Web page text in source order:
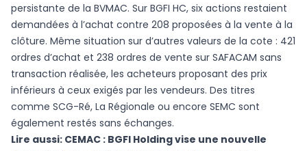
persistante de la BVMAC. Sur BGFI HC, six actions restaient
demandées à l’achat contre 208 proposées à la vente à la
clôture. Même situation sur d’autres valeurs de la cote : 421
ordres d’achat et 238 ordres de vente sur SAFACAM sans
transaction réalisée, les acheteurs proposant des prix
inférieurs à ceux exigés par les vendeurs. Des titres
comme SCG-Ré, La Régionale ou encore SEMC sont
également restés sans échanges.
Lire aussi: CEMAC : BGFI Holding vise une nouvelle